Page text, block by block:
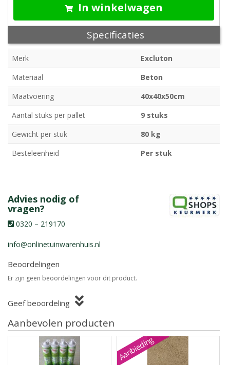
In winkelwagen
Specificaties
Merk
Excluton
Materiaal
Beton
Maatvoering
40x40x50cm
Aantal stuks per pallet
9 stuks
Gewicht per stuk
80 kg
Besteleenheid
Per stuk
Advies nodig of
vragen?
0320 – 219170
info@onlinetuinwarenhuis.nl
Beoordelingen
Er zijn geen beoordelingen voor dit product.
Geef beoordeling
Aanbevolen producten
Aanbieding